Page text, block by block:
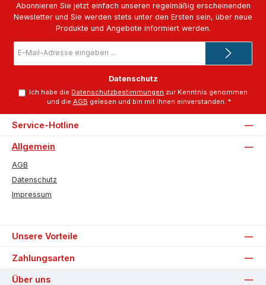
Abonnieren Sie jetzt einfach unseren regelmäßig erscheinenden
Newsletter und Sie werden stets unter den Ersten sein, über neue
Produkte und Angebote informiert werden.
Mail-
Datenschutz
Ich habe die Datenschutzbestimmungen zur Kenntnis genommen
und die AGB gelesen und bin mit ihnen einverstanden. *
Service-Hotline
Allgemein
AGB
Datenschutz
Impressum
Unsere Vorteile
Zahlungsarten
Über uns